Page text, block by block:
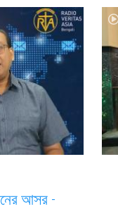
আসর -